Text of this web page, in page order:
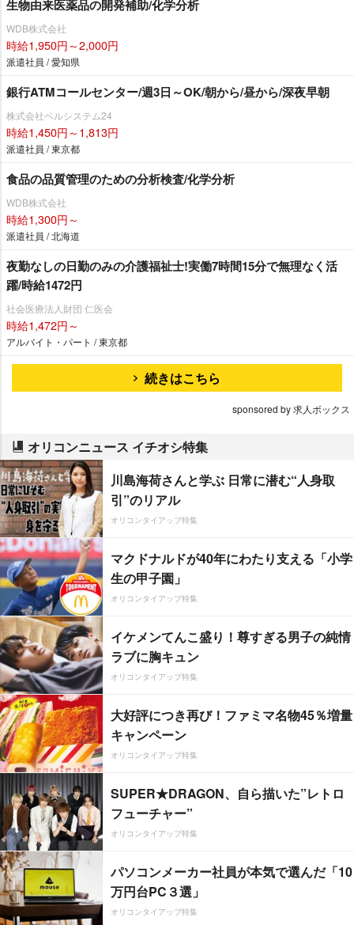
生物由来医薬品の開発補助/化学分析
WDB株式会社
時給1,950円～2,000円
派遣社員 / 愛知県
銀行ATMコールセンター/週3日～OK/朝から/昼から/深夜早朝
株式会社ベルシステム24
時給1,450円～1,813円
派遣社員 / 東京都
食品の品質管理のための分析検査/化学分析
WDB株式会社
時給1,300円～
派遣社員 / 北海道
夜勤なしの日勤のみの介護福祉士!実働7時間15分で無理なく活
躍/時給1472円
社会医療法人財団 仁医会
時給1,472円～
アルバイト・パート / 東京都
続きはこちら
sponsored by 求人ボックス
オリコンニュース イチオシ特集
川島海荷さんと学ぶ 日常に潜む“人身取
引”のリアル
オリコンタイアップ特集
マクドナルドが40年にわたり支える「小学
生の甲子園」
オリコンタイアップ特集
イケメンてんこ盛り！尊すぎる男子の純情
ラブに胸キュン
オリコンタイアップ特集
大好評につき再び！ファミマ名物45％増量
キャンペーン
オリコンタイアップ特集
SUPER★DRAGON、自ら描いた”レトロ
フューチャー”
オリコンタイアップ特集
パソコンメーカー社員が本気で選んだ「10
万円台PC３選」
オリコンタイアップ特集